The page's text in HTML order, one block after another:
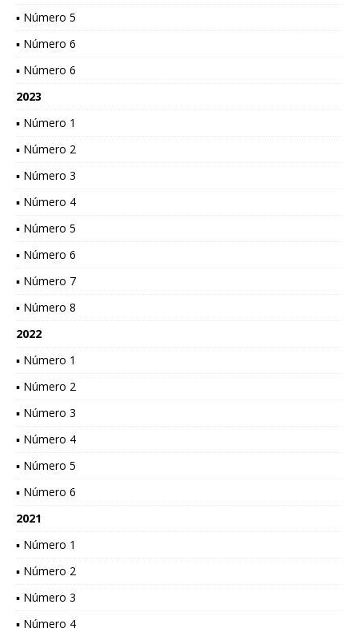
▪ Número 5
▪ Número 6
▪ Número 6
2023
▪ Número 1
▪ Número 2
▪ Número 3
▪ Número 4
▪ Número 5
▪ Número 6
▪ Número 7
▪ Número 8
2022
▪ Número 1
▪ Número 2
▪ Número 3
▪ Número 4
▪ Número 5
▪ Número 6
2021
▪ Número 1
▪ Número 2
▪ Número 3
▪ Número 4